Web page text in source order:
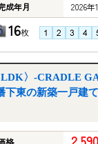
成年月
2026年
16枚
〉-CRADLE
下東の新築一戸建て
格